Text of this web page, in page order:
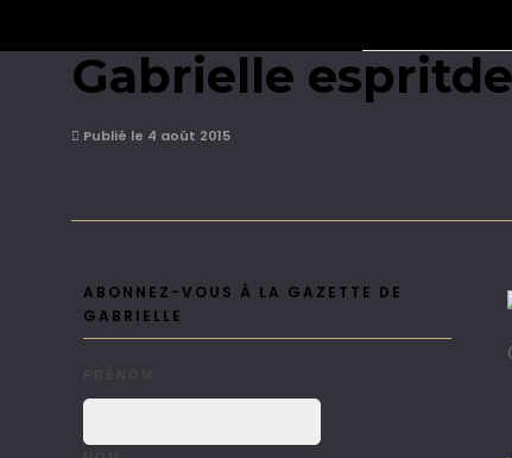
Gabrielle
Publié le 4 août 2015
ABONNEZ-VOUS À LA GAZETTE DE
GABRIELLE